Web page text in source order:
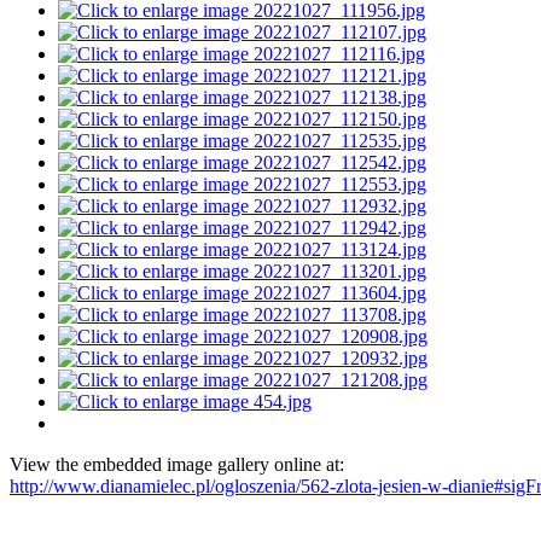
View the embedded image gallery online at:
http://www.dianamielec.pl/ogloszenia/562-zlota-jesien-w-